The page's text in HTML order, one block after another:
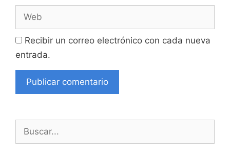
Recibir un correo electrónico con cada nueva
entrada.